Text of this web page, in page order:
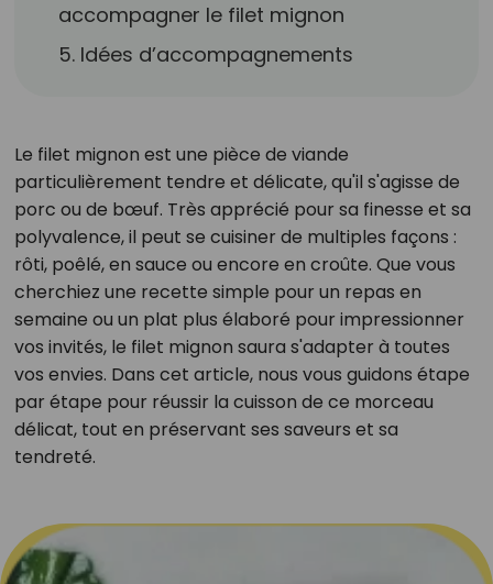
accompagner le filet mignon
5. Idées d’accompagnements
Le filet mignon est une pièce de viande
particulièrement tendre et délicate, qu'il s'agisse de
porc ou de bœuf. Très apprécié pour sa finesse et sa
polyvalence, il peut se cuisiner de multiples façons :
rôti, poêlé, en sauce ou encore en croûte. Que vous
cherchiez une recette simple pour un repas en
semaine ou un plat plus élaboré pour impressionner
vos invités, le filet mignon saura s'adapter à toutes
vos envies. Dans cet article, nous vous guidons étape
par étape pour réussir la cuisson de ce morceau
délicat, tout en préservant ses saveurs et sa
tendreté.